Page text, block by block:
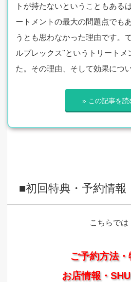
トが持たないということもある
ートメントの最大の問題点でも
うとも思わなかった理由です。
ルプレックス"というトリートメ
た。その理由、そして効果につ
» この記事を読
■初回特典・予約情報
こちらでは
ご予約方法・
お店情報・